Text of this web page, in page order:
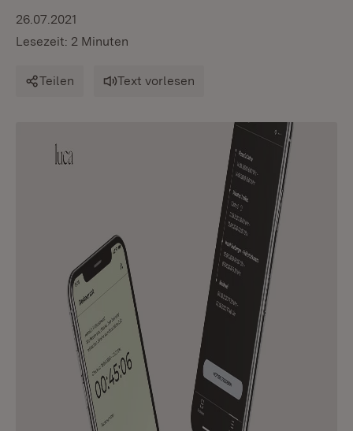
26.07.2021
Lesezeit: 2 Minuten
Teilen Text vorlesen